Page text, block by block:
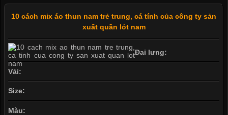
10 cách mix áo thun nam trẻ trung, cá tính của công ty sản
xuất quần lót nam
Đai lưng:
Vải:
Size:
Màu: